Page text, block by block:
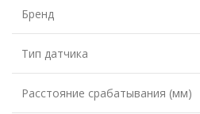
Бренд
Тип датчика
Расстояние срабатывания (мм)